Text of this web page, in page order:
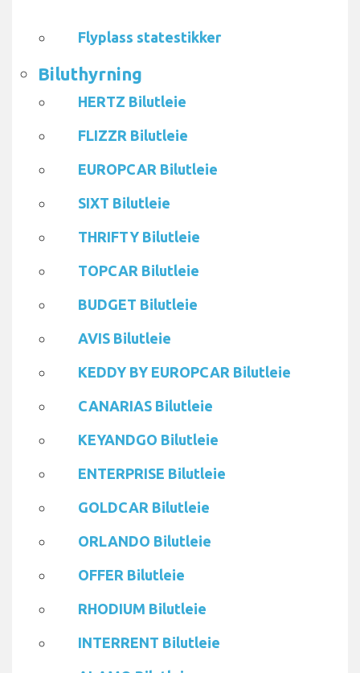
Flyplass statestikker
Biluthyrning
HERTZ Bilutleie
FLIZZR Bilutleie
EUROPCAR Bilutleie
SIXT Bilutleie
THRIFTY Bilutleie
TOPCAR Bilutleie
BUDGET Bilutleie
AVIS Bilutleie
KEDDY BY EUROPCAR Bilutleie
CANARIAS Bilutleie
KEYANDGO Bilutleie
ENTERPRISE Bilutleie
GOLDCAR Bilutleie
ORLANDO Bilutleie
OFFER Bilutleie
RHODIUM Bilutleie
INTERRENT Bilutleie